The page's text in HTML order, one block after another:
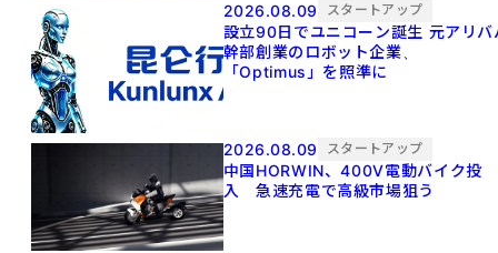
2026.08.09 スタートアップ
設立90日でユニコーン誕生 元アリババ
幹部創業のロボット企業、
「Optimus」を照準に
2026.08.09 スタートアップ
中国HORWIN、400V電動バイク投
入 急速充電で高級市場狙う